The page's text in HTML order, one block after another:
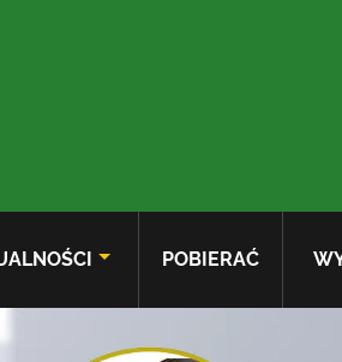
POBIERAĆ